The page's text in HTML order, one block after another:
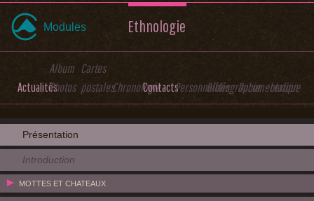
Modules Ethnologie
Actualités
Album
Photos
Cartes
postalesChronologieContactsPersonnalitésBibliographieDocumentation
Lexique
Présentation
Introduction
MOTTES ET CHATEAUX